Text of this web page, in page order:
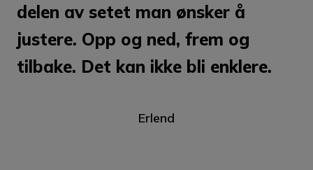
delen av setet man ønsker å
justere. Opp og ned, frem og
tilbake. Det kan ikke bli enklere.
Erlend